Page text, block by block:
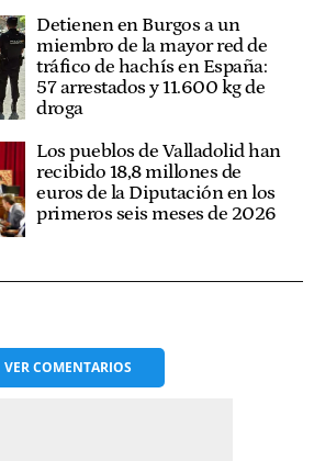
Detienen en Burgos a un
miembro de la mayor red de
tráfico de hachís en España:
57 arrestados y 11.600 kg de
droga
Los pueblos de Valladolid han
recibido 18,8 millones de
euros de la Diputación en los
primeros seis meses de 2026
VERCOMENTARIOS